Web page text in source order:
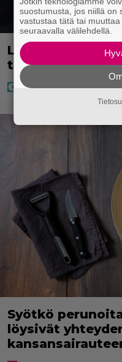
Laulaja Mirellan
täynnä lomaa,
Syötkö
löysivät
suostumusta, jos niillä on
vastustaa tätä tai
seuraavalla välilehdellä.